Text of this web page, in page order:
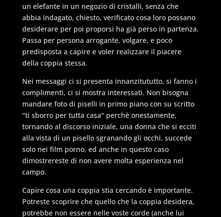
un elefante in un negozio di cristalli, senza che
abbia indagato, chiesto, verificato cosa loro possano
desiderare per poi proporsi ha già perso in partenza.
Passa per persona arrogante, volgare, e poco
predisposta a capire e voler realizzare il piacere
della coppia stessa.
Nei messaggi ci si presenta innanzitututto, si fanno i
complimenti, ci si mostra interessati. Non bisogna
mandare foto di piselli in primo piano con su scritto
"ti sborro per tutta casa" perchè onestamente,
tornando al discorso iniziale, una donna che si ecciti
alla vista di un pisello sgranando gli occhi, succede
solo nei film porno, ed anche in questo caso
dimostrereste di non avere molta esperienza nel
campo.
Capire cosa una coppia stia cercando è importante.
Potreste scoprire che quello che la coppia desidera,
potrebbe non essere nelle voste corde (anche lui